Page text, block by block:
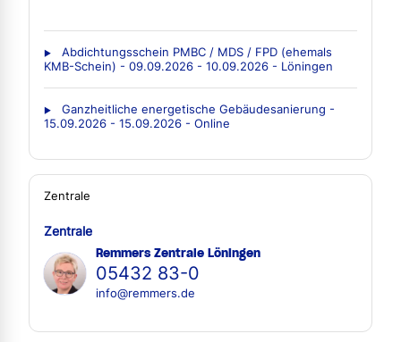
Abdichtungsschein PMBC / MDS / FPD (ehemals
KMB-Schein) - 09.09.2026 - 10.09.2026 - Löningen
Ganzheitliche energetische Gebäudesanierung -
15.09.2026 - 15.09.2026 - Online
Zentrale
Zentrale
Remmers Zentrale Löningen
05432 83-0
info@remmers.de